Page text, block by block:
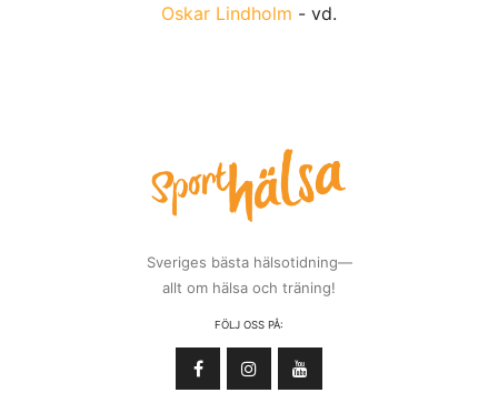
Oskar Lindholm - vd.
Sveriges bästa hälsotidning—
allt om hälsa och träning!
FÖLJ OSS PÅ: